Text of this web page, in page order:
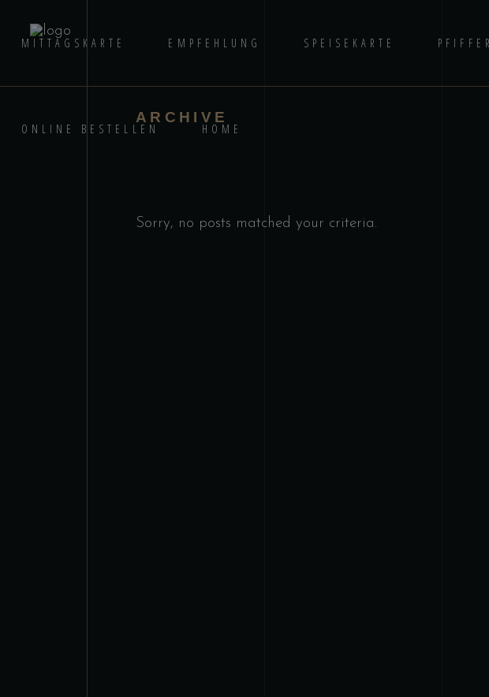
MITTAGSKARTE EMPFEHLUNG SPEISEKARTE
ONLINE BESTELLEN HOME
ARCHIVE
Sorry, no posts matched your criteria.